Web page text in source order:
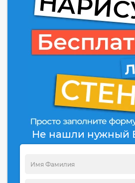
Не нашли нужный